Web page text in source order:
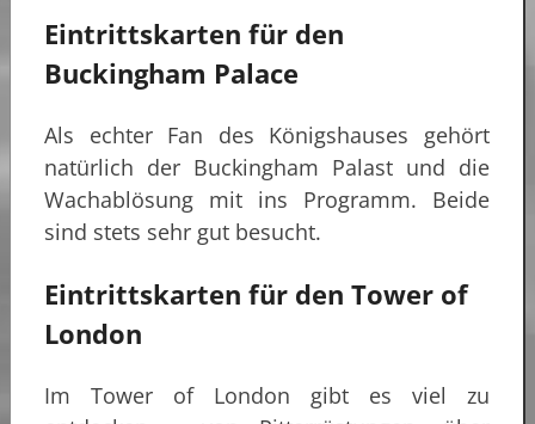
Eintrittskarten für den
Buckingham Palace
Als echter Fan des Königshauses gehört
natürlich der Buckingham Palast und die
Wachablösung mit ins Programm. Beide
sind stets sehr gut besucht.
Eintrittskarten für den Tower of
London
Im Tower of London gibt es viel zu